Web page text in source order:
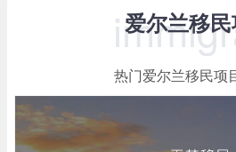
爱尔兰移
热门爱尔兰移民项